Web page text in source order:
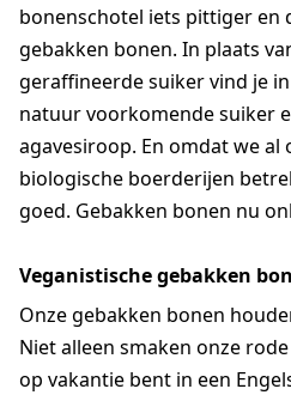
bonenschotel iets pittiger en
gebakken bonen. In plaats
geraffineerde suiker vind je
natuur voorkomende suiker
agavesiroop. En omdat we al
biologische boerderijen
goed. Gebakken bonen nu
Veganistische gebakken
Onze gebakken bonen
Niet alleen smaken onze
op vakantie bent in een